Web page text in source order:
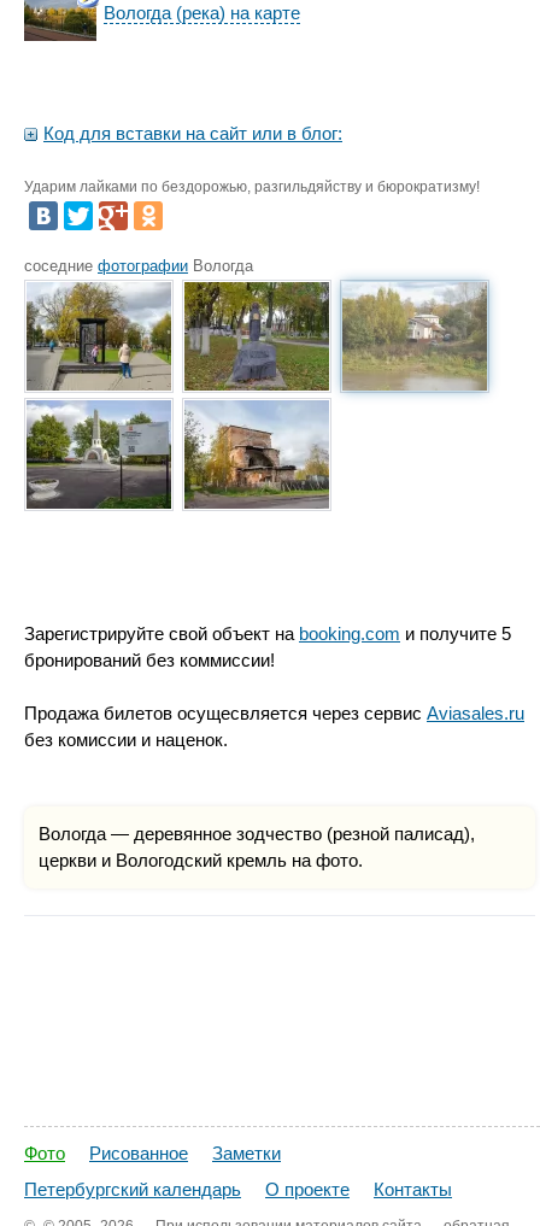
Вологда (река) на карте
Код для вставки на сайт или в блог:
Ударим лайками по бездорожью, разгильдяйству и бюрократизму!
соседние фотографии Вологда
Зарегистрируйте свой объект на booking.com и получите 5
бронирований без коммиссии!
Продажа билетов осущесвляется через сервис Aviasales.ru
без комиссии и наценок.
Вологда — деревянное зодчество (резной палисад),
церкви и Вологодский кремль на фото.
Фото Рисованное
Заметки
Петербургский календарь
О проекте Контакты